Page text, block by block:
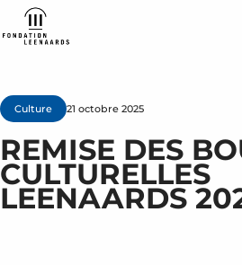
Culture 21 octobre 2025
REMISE DES
CULTURELLES
LEENAARDS